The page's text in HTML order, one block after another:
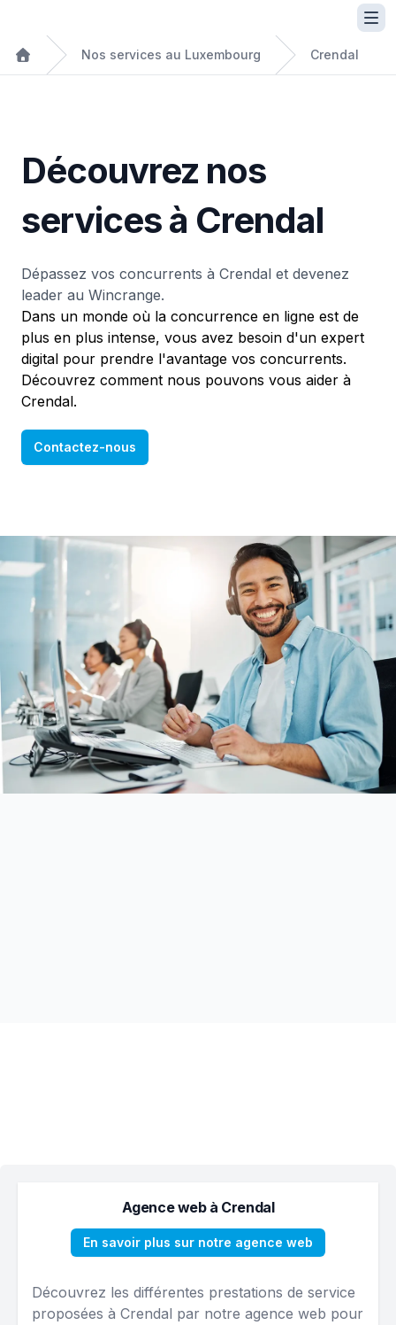
Nos services au Luxembourg Crendal
Découvrez nos
services à Crendal
Dépassez vos concurrents à Crendal et devenez
leader au Wincrange.
Dans un monde où la concurrence en ligne est de
plus en plus intense, vous avez besoin d'un expert
digital pour prendre l'avantage vos concurrents.
Découvrez comment nous pouvons vous aider à
Crendal.
Contactez-nous
Agence web à Crendal
En savoir plus sur notre agence web
Découvrez les différentes prestations de service
proposées à Crendal par notre agence web pour